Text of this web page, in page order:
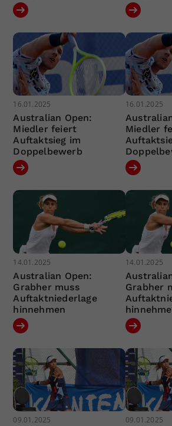
16.01.2025
Australian Open:
Miedler feiert
Auftaktsieg im
Doppelbewerb
16.01.2025
Miedler
14.01.2025
Australian Open:
Grabher muss
Auftaktniederlage
hinnehmen
14.01.2025
Grabher
09.01.2025 09.01.2025